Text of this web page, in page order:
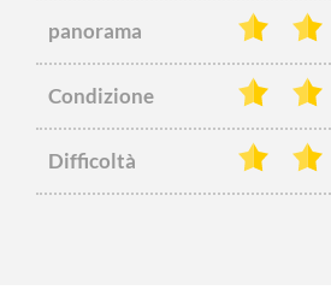
panorama
Condizione
Difficoltà